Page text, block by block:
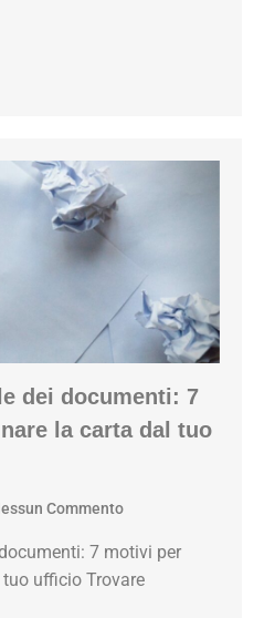
dei documenti: 7
la carta dal tuo
Commento
7 motivi per
ufficio Trovare